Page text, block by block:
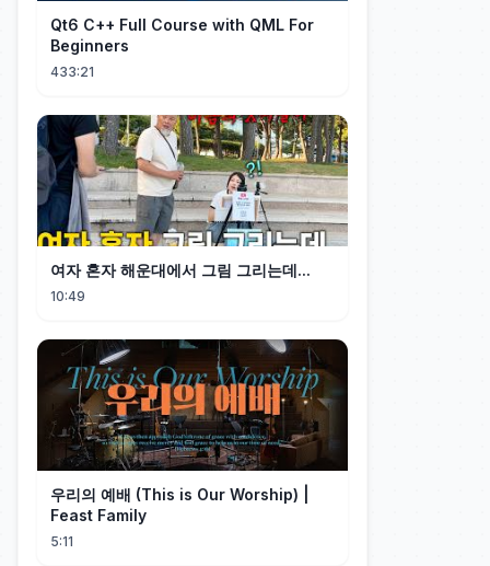
Qt6 C++ Full Course with QML For
Beginners
433:21
여자 혼자 해운대에서 그림 그리는데...
10:49
우리의 예배 (This is Our Worship) |
Feast Family
5:11